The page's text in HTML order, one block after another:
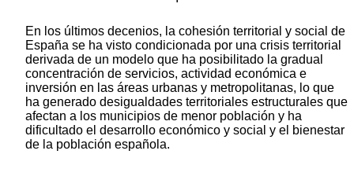
En los últimos decenios, la cohesión territorial y social de
España se ha visto condicionada por una crisis territorial
derivada de un modelo que ha posibilitado la gradual
concentración de servicios, actividad económica e
inversión en las áreas urbanas y metropolitanas, lo que
ha generado desigualdades territoriales estructurales que
afectan a los municipios de menor población y ha
dificultado el desarrollo económico y social y el bienestar
de la población española.